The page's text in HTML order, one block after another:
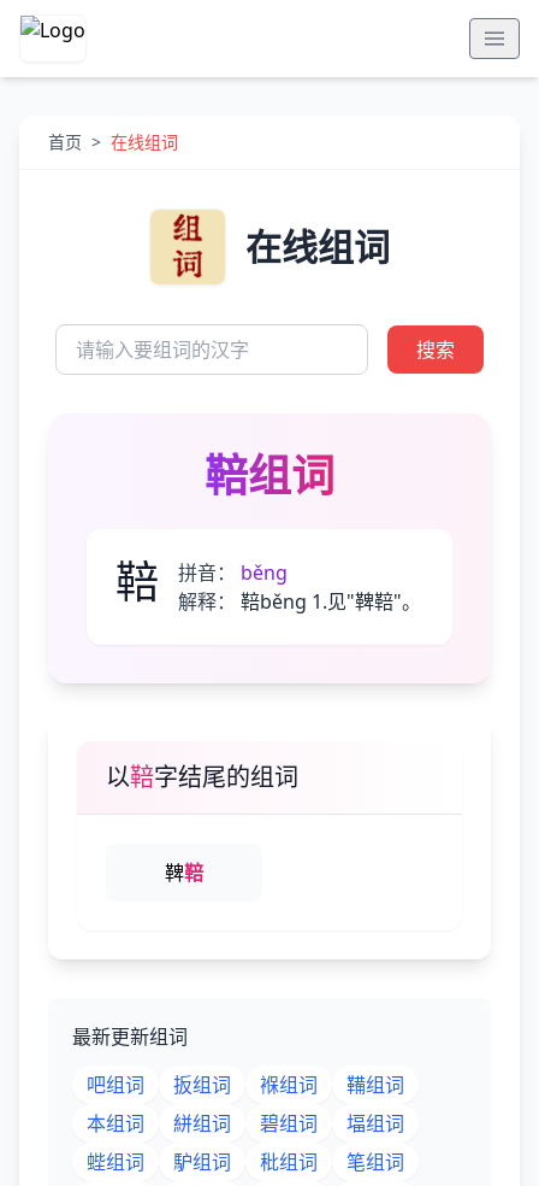
首页 > 在线组词
在线组词
搜索
鞛组词
鞛
拼音：
běnɡ
解释：
鞛běng 1.见"鞞鞛"。
以鞛字结尾的组词
鞞鞛
最新更新组词
吧组词
扳组词 褓组词
鞴组词
本组词
絣组词 碧组词
堛组词
蜌组词
馿组词 秕组词
笔组词